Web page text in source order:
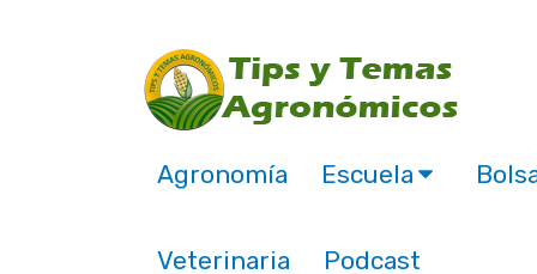
Agronomía Escuela
Veterinaria Podcast